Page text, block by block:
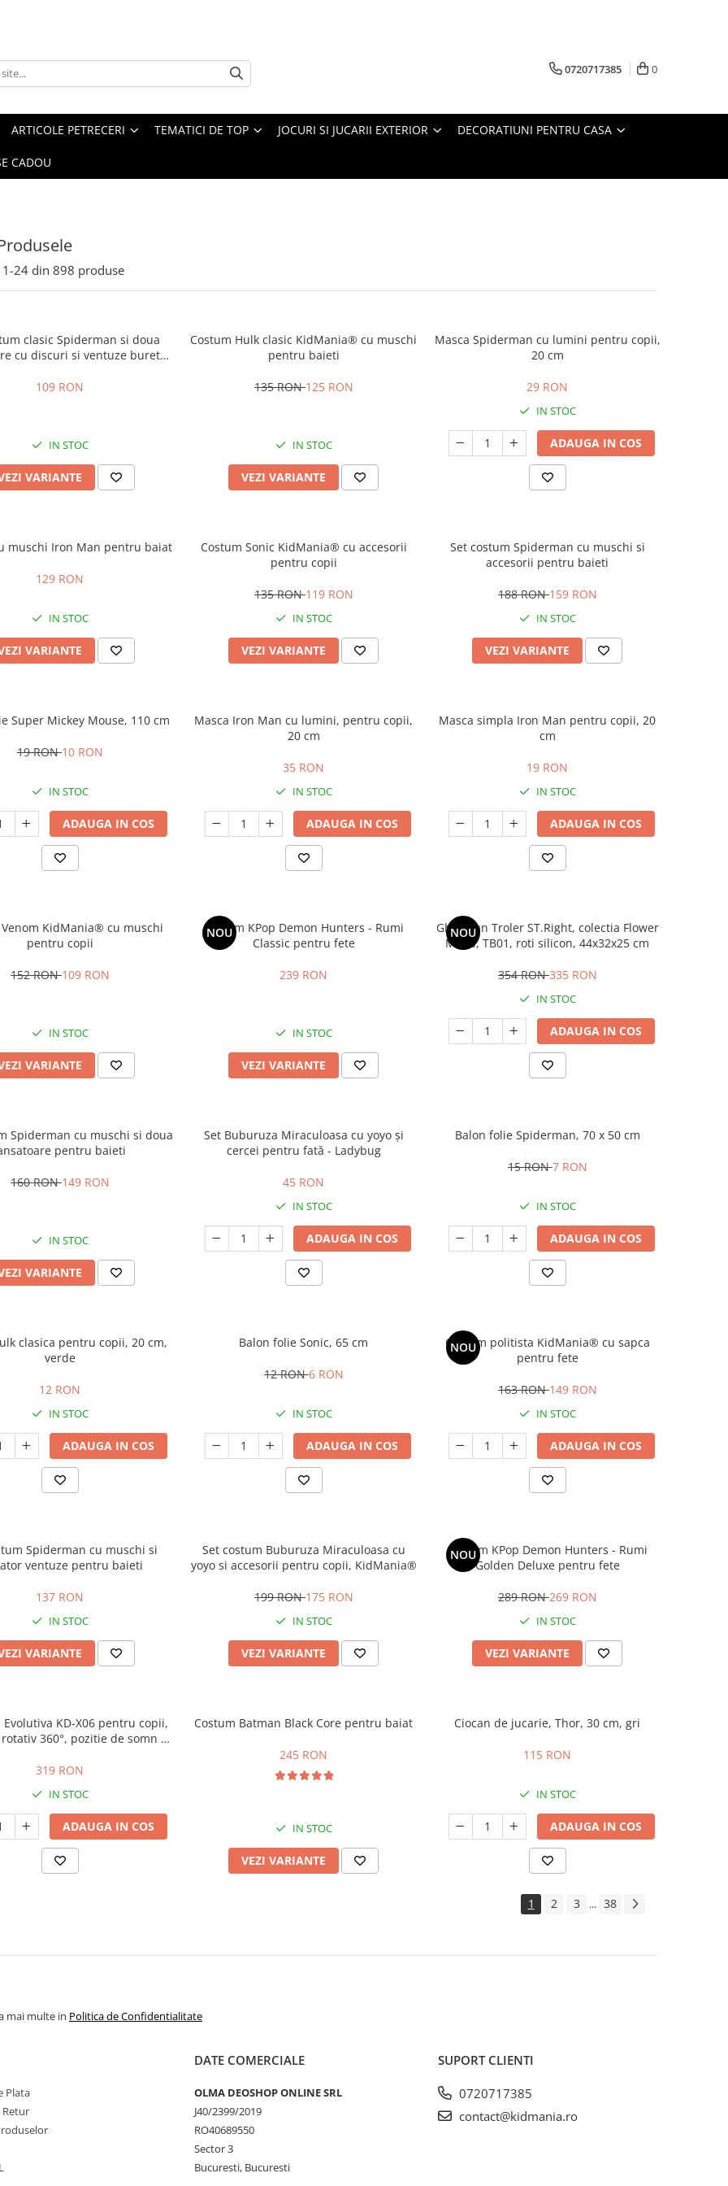
0720717385 0
ARTICOLE PETRECERI TEMATICI DE TOP JOCURI SI JUCARII EXTERIOR DECORATIUNI PENTRU CASA
CADOU
1-24 din 898 produse
clasic Spiderman si doua
cu discuri si ventuze burete
109 RON
IN STOC
VARIANTE
Costum Hulk clasic KidMania® cu muschi
pentru baieti
135 RON125 RON
IN STOC
VEZI VARIANTE
Masca Spiderman cu lumini pentru copii,
20 cm
29 RON
IN STOC
ADAUGA IN COS
muschi Iron Man pentru baiat
129 RON
IN STOC
VARIANTE
Costum Sonic KidMania® cu accesorii
pentru copii
135 RON119 RON
IN STOC
VEZI VARIANTE
Set costum Spiderman cu muschi si
accesorii pentru baieti
188 RON159 RON
IN STOC
VEZI VARIANTE
Super Mickey Mouse, 110 cm
19 RON10 RON
IN STOC
ADAUGA IN COS
Masca Iron Man cu lumini, pentru copii,
20 cm
35 RON
IN STOC
ADAUGA IN COS
Masca simpla Iron Man pentru copii, 20
cm
19 RON
IN STOC
ADAUGA IN COS
Venom KidMania® cu muschi
pentru copii
152 RON109 RON
IN STOC
VARIANTE
NOU
Costum KPop Demon Hunters - Rumi
Classic pentru fete
239 RON
IN STOC
VEZI VARIANTE
NOU
Ghiozdan Troler ST.Right, colectia Flower
Mood, TB01, roti silicon, 44x32x25 cm
354 RON335 RON
IN STOC
ADAUGA IN COS
Spiderman cu muschi si doua
pentru baieti
160 RON149 RON
IN STOC
VARIANTE
Set Buburuza Miraculoasa cu yoyo și
cercei pentru fată - Ladybug
45 RON
IN STOC
ADAUGA IN COS
Balon folie Spiderman, 70 x 50 cm
15 RON7 RON
IN STOC
ADAUGA IN COS
clasica pentru copii, 20 cm,
verde
12 RON
IN STOC
ADAUGA IN COS
Balon folie Sonic, 65 cm
12 RON6 RON
IN STOC
ADAUGA IN COS
NOU
Costum politista KidMania® cu sapca
pentru fete
163 RON149 RON
IN STOC
ADAUGA IN COS
Spiderman cu muschi si
ventuze pentru baieti
137 RON
IN STOC
VARIANTE
Set costum Buburuza Miraculoasa cu
yoyo si accesorii pentru copii, KidMania®
199 RON175 RON
IN STOC
VEZI VARIANTE
NOU
Costum KPop Demon Hunters - Rumi
Golden Deluxe pentru fete
289 RON269 RON
IN STOC
VEZI VARIANTE
KD-X06 pentru copii,
360°, pozitie de somn si
319 RON
IN STOC
ADAUGA IN COS
Costum Batman Black Core pentru baiat
245 RON
IN STOC
VEZI VARIANTE
Ciocan de jucarie, Thor, 30 cm, gri
115 RON
IN STOC
ADAUGA IN COS
1 2 3 ... 38
mai multe in Politica de Confidentialitate
Plata
Retur
DATE COMERCIALE
OLMA DEOSHOP ONLINE SRL
J40/2399/2019
RO40689550
Sector 3
Bucuresti, Bucuresti
SUPORT CLIENTI
0720717385
contact@kidmania.ro